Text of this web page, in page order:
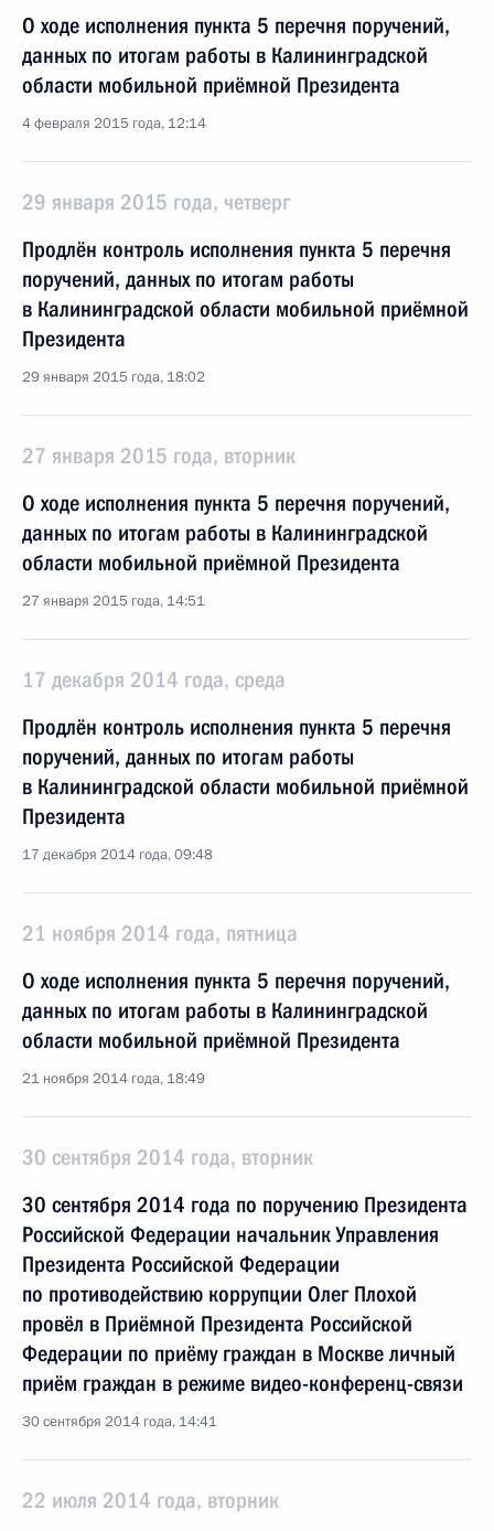
О ходе исполнения пункта 5 перечня поручений,
данных по итогам работы в Калининградской
области мобильной приёмной Президента
4 февраля 2015 года, 12:14
29 января 2015 года, четверг
Продлён контроль исполнения пункта 5 перечня
поручений, данных по итогам работы
в Калининградской области мобильной приёмной
Президента
29 января 2015 года, 18:02
27 января 2015 года, вторник
О ходе исполнения пункта 5 перечня поручений,
данных по итогам работы в Калининградской
области мобильной приёмной Президента
27 января 2015 года, 14:51
17 декабря 2014 года, среда
Продлён контроль исполнения пункта 5 перечня
поручений, данных по итогам работы
в Калининградской области мобильной приёмной
Президента
17 декабря 2014 года, 09:48
21 ноября 2014 года, пятница
О ходе исполнения пункта 5 перечня поручений,
данных по итогам работы в Калининградской
области мобильной приёмной Президента
21 ноября 2014 года, 18:49
30 сентября 2014 года, вторник
30 сентября 2014 года по поручению Президента
Российской Федерации начальник Управления
Президента Российской Федерации
по противодействию коррупции Олег Плохой
провёл в Приёмной Президента Российской
Федерации по приёму граждан в Москве личный
приём граждан в режиме видео-конференц-связи
30 сентября 2014 года, 14:41
22 июля 2014 года, вторник